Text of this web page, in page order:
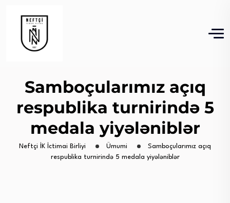
Samboçularımız açıq
respublika turnirində 5
medala yiyələniblər
Neftçi İK İctimai Birliyi Ümumi
Samboçularımız açıq
respublika turnirində 5 medala yiyələniblər